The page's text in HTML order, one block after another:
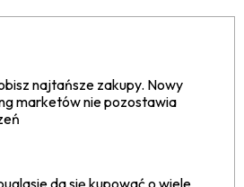
najtańsze zakupy. Nowy
marketów nie pozostawia
da się kupować o wiele